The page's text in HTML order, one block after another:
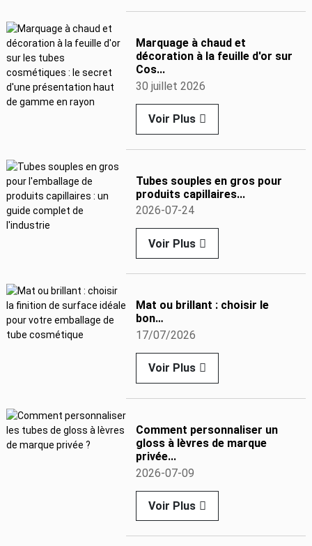
Marquage à chaud et
décoration à la feuille d'or sur
Cos...
30 juillet 2026
Voir Plus
Tubes souples en gros pour
produits capillaires...
2026-07-24
Voir Plus
Mat ou brillant : choisir le
bon…
17/07/2026
Voir Plus
Comment personnaliser un
gloss à lèvres de marque
privée...
2026-07-09
Voir Plus